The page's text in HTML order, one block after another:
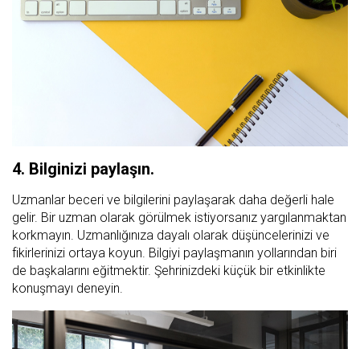
4. Bilginizi paylaşın.
Uzmanlar beceri ve bilgilerini paylaşarak daha değerli hale
gelir. Bir uzman olarak görülmek istiyorsanız yargılanmaktan
korkmayın. Uzmanlığınıza dayalı olarak düşüncelerinizi ve
fikirlerinizi ortaya koyun. Bilgiyi paylaşmanın yollarından biri
de başkalarını eğitmektir. Şehrinizdeki küçük bir etkinlikte
konuşmayı deneyin.